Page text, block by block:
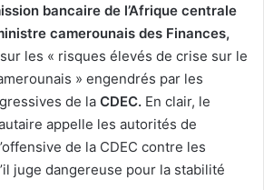
bancaire de l’Afrique centrale
camerounais des Finances,
sur les « risques élevés de crise sur le
» engendrés par les
de la CDEC. En clair, le
appelle les autorités de
de la CDEC contre les
juge dangereuse pour la stabilité